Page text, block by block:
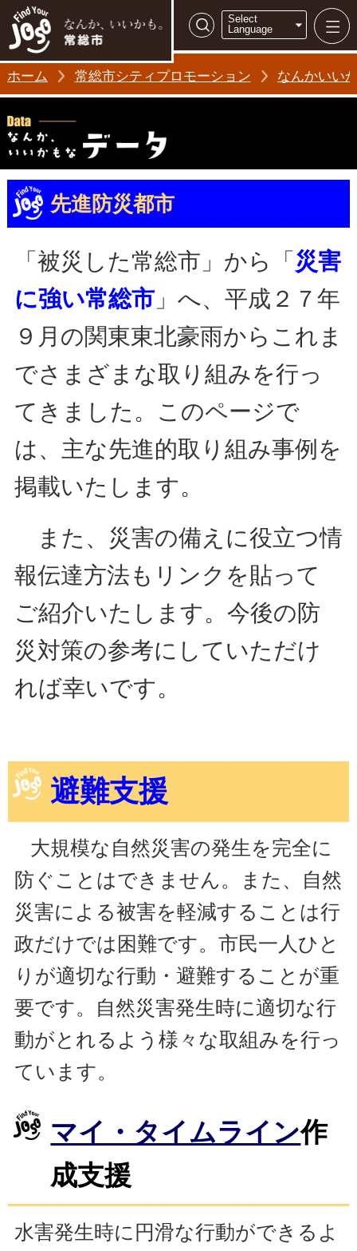
常総市シテ
検索
Select
Language
ホーム 常総市シティプロモーション なんかいい
先進防災都市
「被災した常総市」から「 災害
に強い常総市」へ、平成２７年
９月の関東東北豪雨からこれま
でさまざまな取り組みを行っ
てきました。このページで
は、主な先進的取り組み事例を
掲載いたします。
また、災害の備えに役立つ情
報伝達方法もリンクを貼って
ご紹介いたします。今後の防
災対策の参考にしていただけ
れば幸いです。
避難支援
大規模な自然災害の発生を完全に
防ぐことはできません。また、自然
災害による被害を軽減することは行
政だけでは困難です。市民一人ひと
りが適切な行動・避難することが重
要です。自然災害発生時に適切な行
動がとれるよう様々な取組みを行っ
ています。
マイ・タイムライン作
成支援
水害発生時に円滑な行動ができるよ